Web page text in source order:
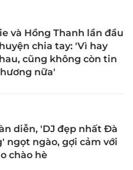
và Hồng Thanh lần đầu
chia tay: 'Vì hay
cũng không còn tin
nữa'
diễn, 'DJ đẹp nhất Đà
ngọt ngào, gợi cảm với
chào hè